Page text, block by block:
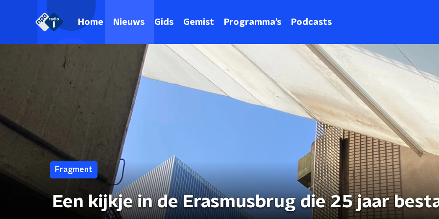
Home Nieuws Gids Gemist Programma's Podcasts
Fragment
Een kijkje in de Erasmusbrug die 25 jaar